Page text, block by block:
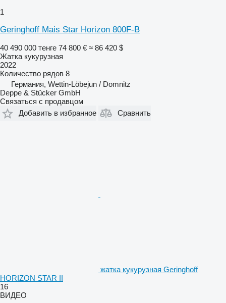
1
Geringhoff Mais Star Horizon 800F-B
40 490 000 тенге 74 800 € ≈ 86 420 $
Жатка кукурузная
2022
Количество рядов 8
Германия, Wettin-Löbejun / Domnitz
Deppe & Stücker GmbH
Связаться с продавцом
Добавить в избранное
Сравнить
жатка кукурузная Geringhoff
HORIZON STAR II
16
ВИДЕО